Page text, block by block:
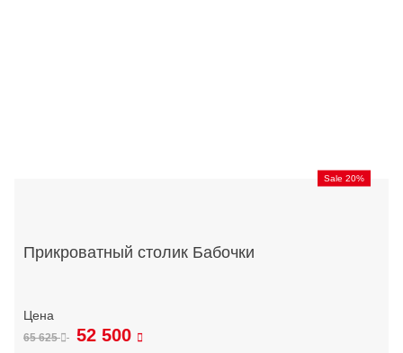
Sale 20%
Прикроватный столик Бабочки
65 625 52 500